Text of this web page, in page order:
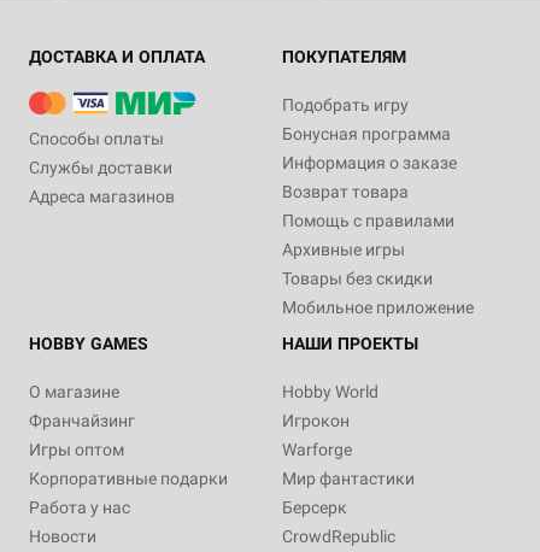
ДОСТАВКА И ОПЛАТА
Способы оплаты
Службы доставки
Адреса магазинов
ПОКУПАТЕЛЯМ
Подобрать игру
Бонусная программа
Информация о заказе
Возврат товара
Помощь с правилами
Архивные игры
Товары без скидки
Мобильное приложение
HOBBY GAMES
О магазине
Франчайзинг
Игры оптом
Корпоративные подарки
Работа у нас
Новости
НАШИ ПРОЕКТЫ
Hobby World
Игрокон
Warforge
Мир фантастики
Берсерк
CrowdRepublic